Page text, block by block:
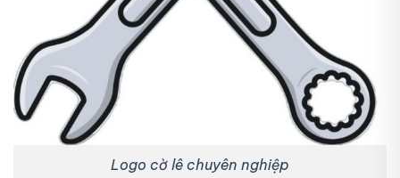
Logo cờ lê chuyên nghiệp